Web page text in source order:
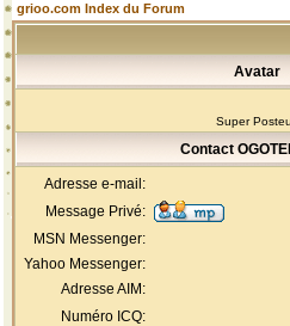
grioo.com Index du Forum
Avatar
Super
Contact
Adresse e-mail:
Message Privé:
MSN Messenger:
Yahoo Messenger:
Adresse AIM:
Numéro ICQ: